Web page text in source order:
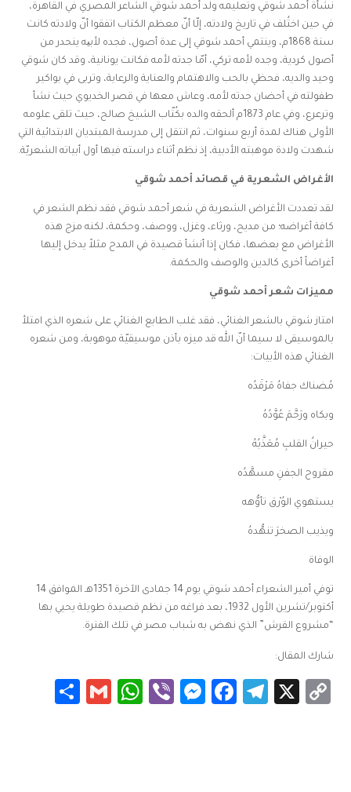
نشأة أحمد شوقي وتعليمه ولد أحمد شوقي الشاعر المصري في القاهرة،
في حين اختُلف في تاريخ ولادته، إلّا أنّ معظم الكتاب اتفقوا أنّ ولادته كانت
سنة 1868م، وينتمي أحمد شوقي إلى عدة أصول، فجده لأبیه ينحدر من
أصول كردية، وجده لأمه تركي، أمّا جدته لأمه فكانت يونانية، وقد كان شوقي
وحيد والديه، فحظي بالحب والاهتمام والعناية والرعاية، وتربى في بواكير
طفولته في أحضان جدته لأمه، وعاش معها في قصر الخديوي حيث نشأ
وترعرع، وفي عام 1873م ألحقه والده بكُتّاب الشيخ صالح، حيث تلقى علومه
الأولى هناك لمدة أربع سنوات، ثم انتقل إلى مدرسة المبتديان الابتدائية التي
شهدت ولادة موهبته الأدبية، إذ نظم أثناء دراسته فيها أول أبياته الشعريّة.
الأغراض الشعرية في قصائد أحمد شوقي
لقد تعددت الأغراض الشعرية في شعر أحمد شوقي فقد نظم الشعر في
كافة أغراضه؛ من مديح، ورثاء، وغزل، ووصف، وحكمة، لكنه مزج هذه
الأغراض مع بعضها، فكان إذا أنشأ قصيدة في المدح مثلاً يدخل إليها
أغراضاً أخرى كالدين والوصف والحكمة.
مميزات شعر أحمد شوقي
امتاز شوقي بالشعر الغنائي، فقد غلب الطابع الغنائي على شعره الذي امتلأ
بالموسيقى لا سيما أنّ الله قد ميزه بأذن موسيقيّة موهوبة، ومن شعره
الغنائي هذه الأبيات:
مُضناك جفاهُ مَرْقَدُه
وبكاه ورَحَّمَ عُوَّدُهُ
حيرانُ القلبِ مُعَذَّبُهُ
مقروح الجفنِ مسهَّدُه
يستهوي الوُرْق تأوُّهه
ويذيب الصخرَ تنهُّدهُ
الوفاة
توفي أمير الشعراء أحمد شوقي يوم 14 جمادى الآخرة 1351هـ الموافق 14
أكتوبر/تشرين الأول 1932، بعد فراغه من نظم قصيدة طويلة يحيي بها
“مشروع القرش” الذي نهض به شباب مصر في تلك الفترة.
شارك المقال:
Copy
X
Telegram
Facebook
Messenger
Viber
WhatsApp
Gmail